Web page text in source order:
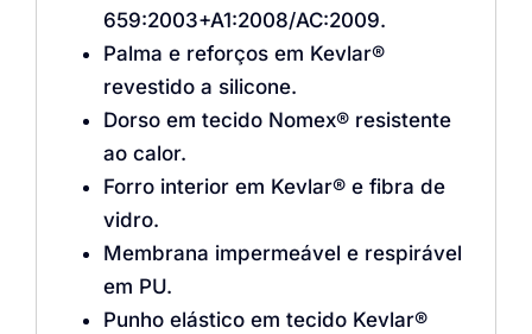
659:2003+A1:2008/AC:2009.
Palma e reforços em Kevlar®
revestido a silicone.
Dorso em tecido Nomex® resistente
ao calor.
Forro interior em Kevlar® e fibra de
vidro.
Membrana impermeável e respirável
em PU.
Punho elástico em tecido Kevlar®